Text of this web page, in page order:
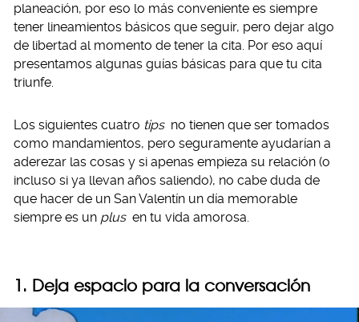
planeación, por eso lo más conveniente es siempre
tener lineamientos básicos que seguir, pero dejar algo
de libertad al momento de tener la cita. Por eso aquí
presentamos algunas guías básicas para que tu cita
triunfe.
Los siguientes cuatro tips no tienen que ser tomados
como mandamientos, pero seguramente ayudarían a
aderezar las cosas y si apenas empieza su relación (o
incluso si ya llevan años saliendo), no cabe duda de
que hacer de un San Valentín un día memorable
siempre es un plus en tu vida amorosa.
1. Deja espacio para la conversación